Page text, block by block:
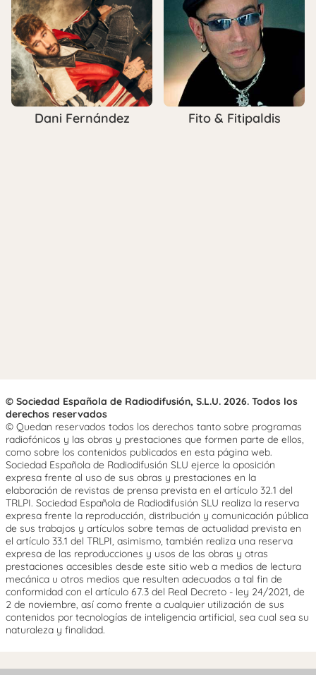
Dani Fernández Fito & Fitipaldis
© Sociedad Española de Radiodifusión, S.L.U. 2026. Todos los
derechos reservados
© Quedan reservados todos los derechos tanto sobre programas
radiofónicos y las obras y prestaciones que formen parte de ellos,
como sobre los contenidos publicados en esta página web.
Sociedad Española de Radiodifusión SLU ejerce la oposición
expresa frente al uso de sus obras y prestaciones en la
elaboración de revistas de prensa prevista en el artículo 32.1 del
TRLPI. Sociedad Española de Radiodifusión SLU realiza la reserva
expresa frente la reproducción, distribución y comunicación pública
de sus trabajos y artículos sobre temas de actualidad prevista en
el artículo 33.1 del TRLPI, asimismo, también realiza una reserva
expresa de las reproducciones y usos de las obras y otras
prestaciones accesibles desde este sitio web a medios de lectura
mecánica u otros medios que resulten adecuados a tal fin de
conformidad con el artículo 67.3 del Real Decreto - ley 24/2021, de
2 de noviembre, así como frente a cualquier utilización de sus
contenidos por tecnologías de inteligencia artificial, sea cual sea su
naturaleza y finalidad.